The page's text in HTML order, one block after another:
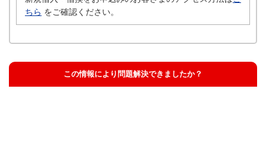
ちら をご確認ください。
この情報により問題解決できましたか？